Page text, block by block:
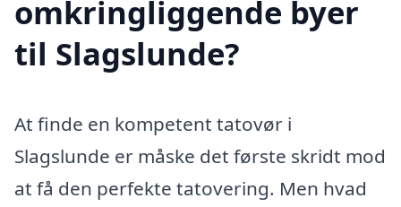
omkringliggende byer
til Slagslunde?
At finde en kompetent tatovør i
Slagslunde er måske det første skridt mod
at få den perfekte tatovering. Men hvad